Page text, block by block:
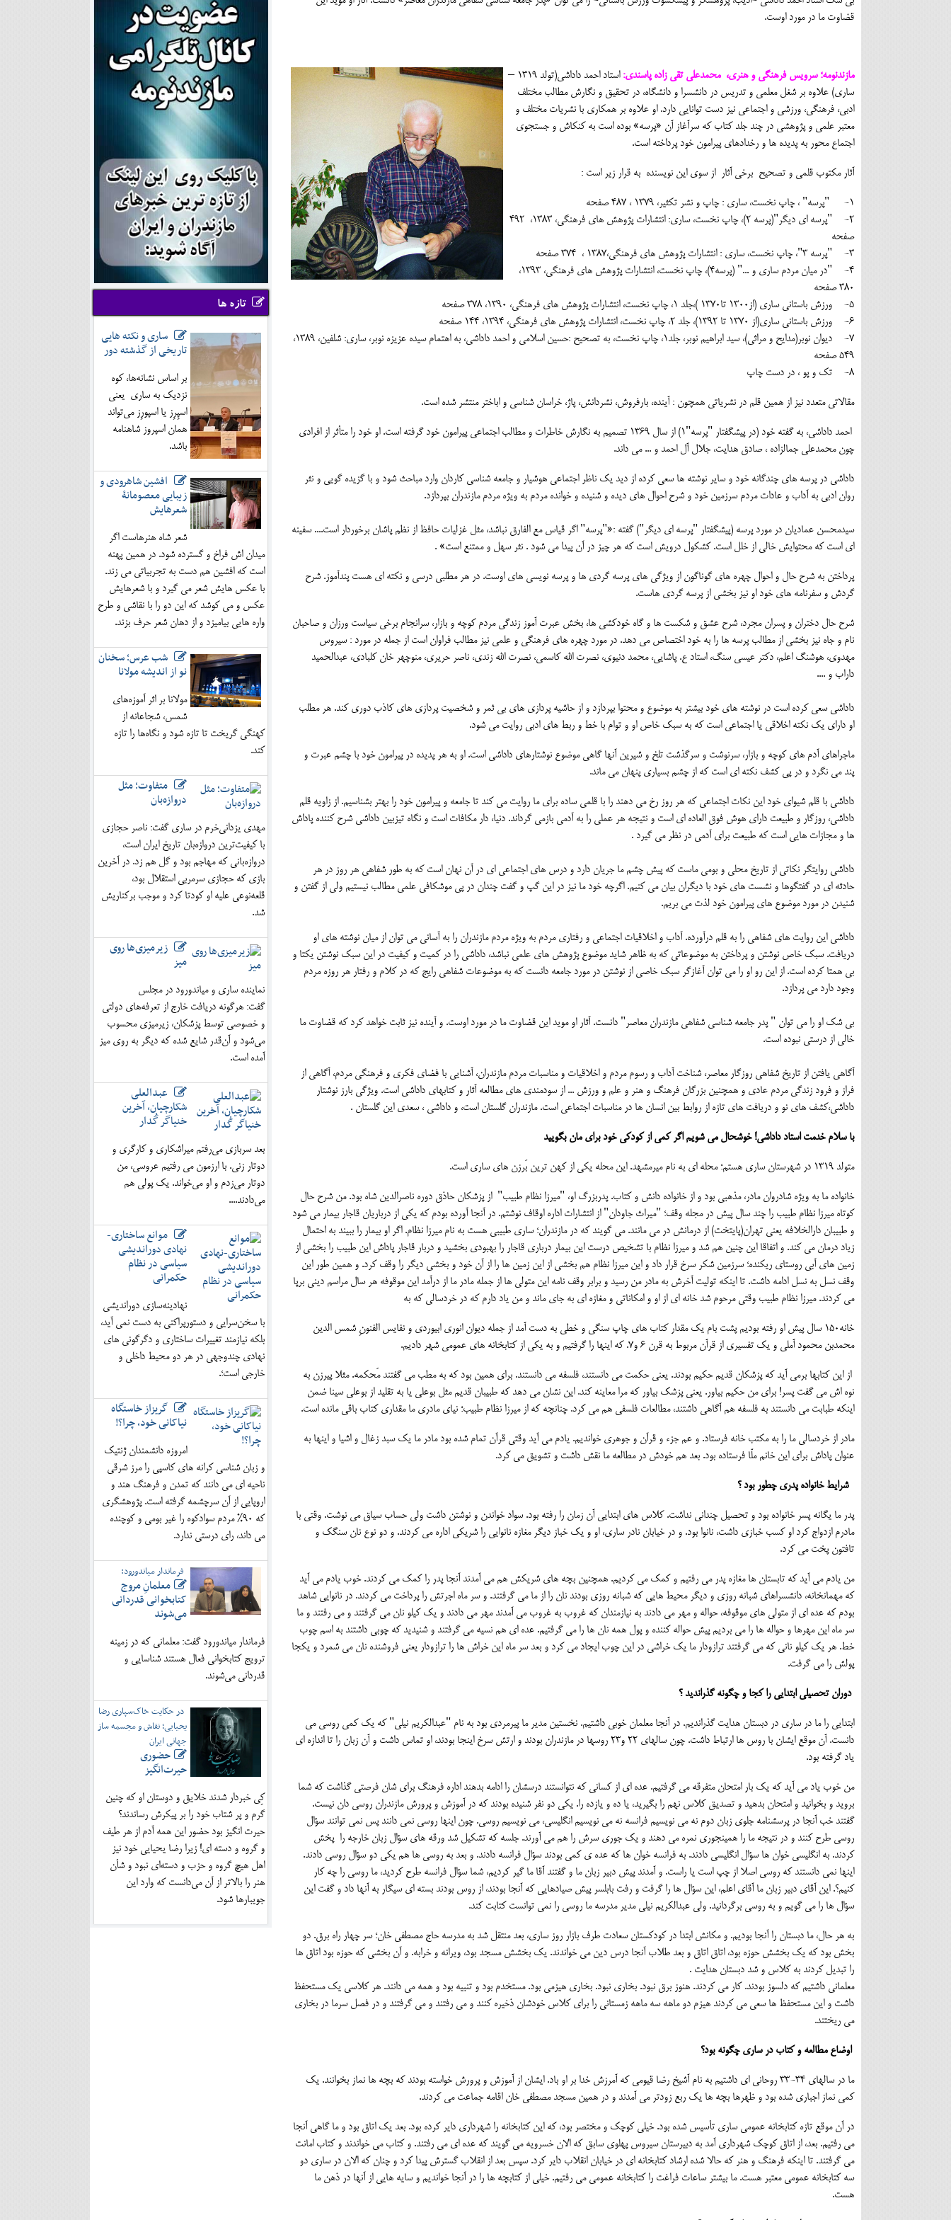
قضاوت ما در مورد اوست.
مازندنومه؛ سرویس فرهنگی و هنری، محمدعلی تقی زاده پاسندی:
استاد احمد داداشی(تولد 1319 –
ساری) علاوه بر شغل معلمی و تدریس در دانشسرا و دانشگاه، در تحقیق و نگارش مطالب مختلف
ادبی، فرهنگی، ورزشی و اجتماعی نیز دست توانایی دارد. او علاوه بر همکاری با نشریات مختلف و
معتبر علمی و پژوهشی در چند جلد کتاب که سرآغاز آن «پرسه» بوده است به کنکاش و جستجوی
اجتماع محور به پدیده ها و رخدادهای پیرامون خود پرداخته است.
آثار مکتوب قلمی و تصحیح برخی آثار از سوی این نویسنده به قرار زیر است :
1- "پرسه" ، چاپ نخست، ساری : چاپ و نشر تکثیر، 1379 ، 487 صفحه
2- "پرسه ای دیگر"(پرسه 2)، چاپ نخست، ساری: انتشارات پژوهش های فرهنگی، 1383، 492
صفحه
3- "پرسه 3"، چاپ نخست، ساری : انتشارات پژوهش های فرهنگی،1387 ، 374 صفحه
4- "در میان مردم ساری و ..." (پرسه4)، چاپ نخست، انتشارات پژوهش های فرهنگی، 1393،
380 صفحه
5- ورزش باستانی ساری (از1300 تا1370 )،جلد 1، چاپ نخست، انتشارات پژوهش های فرهنگی، 1390، 378 صفحه
6- ورزش باستانی ساری(از 1370 تا 1392)، جلد 2، چاپ نخست، انتشارات پژوهش های فرهنگی، 1394، 144 صفحه
7- دیوان نوبر(مدایح و مراثی)، سید ابراهیم نوبر، جلد1، چاپ نخست، به تصحیح :حسین اسلامی و احمد داداشی، به اهتمام سیده عزیزه نوبر، ساری: شلفین، 1389،
549 صفحه
8- تک و پو ، در دست چاپ
مقالاتی متعدد نیز از همین قلم در نشریاتی همچون : آینده، بارفروش، نشردانش، پاژ، خراسان شناسی و اباختر منتشر شده است.
احمد داداشی، به گفته خود (در پیشگفتار "پرسه"1) از سال 1369 تصمیم به نگارش خاطرات و مطالب اجتماعی پیرامون خود گرفته است. او خود را متأثر از افرادی
چون محمدعلی جمالزاده ، صادق هدایت، جلال آل احمد و ... می داند.
داداشی در پرسه های چندگانه خود و سایر نوشته ها سعی کرده از دید یک ناظر اجتماعی هوشیار و جامعه شناسی کاردان وارد مباحث شود و با گزیده گویی و نثر
روان ادبی به آداب و عادات مردم سرزمین خود و شرح احوال های دیده و شنیده و خوانده مردم به ویژه مردم مازندران بپردازد.
سیدمحسن عمادیان در مورد پرسه (پیشگفتار "پرسه ای دیگر") گفته :«"پرسه" اگر قیاس مع الفارق نباشد، مثل غزلیات حافظ از نظم پاشان برخوردار است.... سفینه
ای است که محتوایش خالی از خلل است. کشکول درویش است که هر چیز در آن پیدا می شود . نثر سهل و ممتنع است» .
پرداختن به شرح حال و احوال چهره های گوناگون از ویژگی های پرسه گردی ها و پرسه نویسی های اوست. در هر مطلبی درسی و نکته ای هست پندآموز. شرح
گردش و سفرنامه های خود او نیز بخشی از پرسه گردی هاست.
شرح حال دختران و پسران مجرد، شرح عشق و شکست ها و گاه خودکشی ها، بخش عبرت آموز زندگی مردم کوچه و بازار، سرانجام برخی سیاست ورزان و صاحبان
نام و جاه نیز بخشی از مطالب پرسه ها را به خود اختصاص می دهد. در مورد چهره های فرهنگی و علمی نیز مطالب فراوان است از جمله در مورد : سیروس
مهدوی، هوشنگ اعلم، دکتر عیسی سنگ، استاد ع. پاشایی، محمد دنیوی، نصرت الله کاسمی، نصرت الله زندی، ناصر حریری، منوچهر خان کلبادی، عبدالحمید
داراب و ....
داداشی سعی کرده است در نوشته های خود بیشتر به موضوع و محتوا بپردازد و از حاشیه پردازی های بی ثمر و شخصیت پردازی های کاذب دوری کند. هر مطلب
او دارای یک نکته اخلاقی یا اجتماعی است که به سبک خاص او و توام با خط و ربط های ادبی روایت می شود.
ماجراهای آدم های کوچه و بازار، سرنوشت و سرگذشت تلخ و شیرین آنها گاهی موضوع نوشتارهای داداشی است. او به هر پدیده در پیرامون خود با چشم عبرت و
پند می نگرد و در پی کشف نکته ای است که از چشم بسیاری پنهان می ماند.
داداشی با قلم شیوای خود این نکات اجتماعی که هر روز رخ می دهند را با قلمی ساده برای ما روایت می کند تا جامعه و پیرامون خود را بهتر بشناسیم. از زاویه قلم
داداشی، روزگار و طبیعت دارای هوش فوق العاده ای است و نتیجه هر عملی را به آدمی بازمی گرداند. دنیا، دار مکافات است و نگاه تیزبین داداشی شرح کننده پاداش
ها و مجازات هایی است که طبیعت برای آدمی در نظر می گیرد .
داداشی روایتگر نکاتی از تاریخ محلی و بومی ماست که پیش چشم ما جریان دارد و درس های اجتماعی ای در آن نهان است که به طور شفاهی هر روز در هر
حادثه ای در گفتگوها و نشست های خود با دیگران بیان می کنیم. اگرچه خود ما نیز در این گپ و گفت چندان در پی موشکافی علمی مطالب نیستیم ولی از گفتن و
شنیدن در مورد موضوع های پیرامون خود لذت می بریم.
داداشی این روایت های شفاهی را به قلم درآورده. آداب و اخلاقیات اجتماعی و رفتاری مردم به ویژه مردم مازندران را به آسانی می توان از میان نوشته های او
دریافت. سبک خاص نوشتن و پرداختن به موضوعاتی که به ظاهر شاید موضوع پژوهش های علمی نباشد، داداشی را در کمیت و کیفیت در این سبک نوشتن یکتا و
بی همتا کرده است. از این رو او را می توان آغازگر سبک خاصی از نوشتن در مورد جامعه دانست که به موضوعات شفاهی رایج که در کلام و رفتار هر روزه مردم
وجود دارد می پردازد.
بی شک او را می توان " پدر جامعه شناسی شفاهی مازندران معاصر" دانست. آثار او موید این قضاوت ما در مورد اوست. و آینده نیز ثابت خواهد کرد که قضاوت ما
خالی از درستی نبوده است.
آگاهی یافتن از تاریخ شفاهی روزگار معاصر، شناخت آداب و رسوم مردم و اخلاقیات و مناسبات مردم مازندران، آشنایی با فضای فکری و فرهنگی مردم، آگاهی از
فراز و فرود زندگی مردم عادی و همچنین بزرگان فرهنگ و هنر و علم و ورزش ... از سودمندی های مطالعه آثار و کتابهای داداشی است. ویژگی بارز نوشتار
داداشی،کشف های نو و دریافت های تازه از روابط بین انسان ها در مناسبات اجتماعی است. مازندران گلستان است، و داداشی ، سعدی این گلستان .
با سلام خدمت استاد داداشی! خوشحال می شویم اگر کمی از کودکی خود برای مان بگویید
متولد 1319 در شهرستان ساری هستم؛ محله ای به نام میرمشهد. این محله یکی از کهن ترین بَرزن های ساری است.
خانواده ما به ویژه شادروان مادر، مذهبی بود و از خانواده دانش و کتاب. پدربزرگ او، "میرزا نظام طبیب" از پزشکان حاذق دوره ناصرالدین شاه بود. من شرح حال
کوتاه میرزا نظام طبیب را چند سال پیش در مجله وقف؛ "میراث جاودان" از انتشارات اداره اوقاف نوشتم. در آنجا آورده بودم که یکی از درباریان قاجار بیمار می شود
و طبیبان دارالخلافه یعنی تهران(پایتخت) از درمانش در می مانند. می گویند که در مازندران؛ ساری طبیبی هست به نام میرزا نظام. اگر او بیمار را ببیند به احتمال
زیاد درمان می کند. و اتفاقا این چنین هم شد و میرزا نظام با تشخیص درست این بیمار درباری قاجار را بهبودی بخشید و دربار قاجار پاداش این طبیب را بخشی از
زمین های آبی روستای ریکنده؛ سرزمین شکر سرخ قرار داد و این میرزا نظام هم بخشی از این زمین ها را از آن خود و بخشی دیگر را وقف کرد. و همین طور این
وقف نسل به نسل ادامه داشت. تا اینکه تولیت آخرش به مادر من رسید و برابر وقف نامه این متولی ها از جمله مادر ما از درآمد این موقوفه هر سال مراسم دینی برپا
می کردند. میرزا نظام طبیب وقتی مرحوم شد خانه ای از او و امکاناتی و مغازه ای به جای ماند و من یاد دارم که در خردسالی که به
خانه150 سال پیش او رفته بودیم پشت بام یک مقدار کتاب های چاپ سنگی و خطی به دست آمد از جمله دیوان انوری ابیوردی و نفایس الفنونِ شمس الدین
محمدبن محمود آملی و یک تفسیری از قرآن مربوط به قرن 6 و7. که اینها را گرفتیم و به یکی از کتابخانه های عمومی شهر دادیم.
از این کتابها برمی آید که پزشکان قدیم حکیم بودند. یعنی حکمت می دانستند، فلسفه می دانستند. برای همین بود که به مطب می گفتند مَحکمه. مثلا پیرزن به
نوه اش می گفت پسر! برای من حکیم بیاور. یعنی پزشک بیاور که مرا معاینه کند. این نشان می دهد که طبیبان قدیم مثل بوعلی یا به تقلید از بوعلی سینا ضمن
اینکه طبابت می دانستند به فلسفه هم آگاهی داشتند، مطالعات فلسفی هم می کرد. چنانچه که از میرزا نظام طبیب؛ نیای مادری ما مقداری کتاب باقی مانده است.
مادر از خردسالی ما را به مکتب خانه فرستاد. و عم جزء و قرآن و جوهری خواندیم. یادم می آید وقتی قرآن تمام شده بود مادر ما یک سبد زغال و اشیا و اینها به
عنوان پاداش برای این خانم ملّا فرستاده بود. بعد هم خودش در مطالعه ما نقش داشت و تشویق می کرد.
شرایط خانواده پدری چطور بود ؟
پدر ما یگانه پسر خانواده بود و تحصیل چندانی نداشت. کلاس های ابتدایی آن زمان را رفته بود. سواد خواندن و نوشتن داشت ولی حساب سیاق می نوشت. وقتی با
مادرم ازدواج کرد او کسب خبازی داشت، نانوا بود. و در خیابان نادر ساری، او و یک خباز دیگر مغازه نانوایی را شریکی اداره می کردند. و دو نوع نان سنگک و
تافتون پخت می کرد.
من یادم می آید که تابستان ها مغازه پدر می رفتیم و کمک می کردیم. همچنین بچه های شریکش هم می آمدند آنجا پدر را کمک می کردند. خوب یادم می آید
که مهمانخانه، دانشسراهای شبانه روزی و دیگر محیط هایی که شبانه روزی بودند نان را از ما می گرفتند. و سر ماه اجرتش را پرداخت می کردند. در نانوایی شاهد
بودم که عده ای از متولی های موقوفه، حواله و مهر می دادند به نیازمندان که غروب به غروب می آمدند مهر می دادند و یک کیلو نان می گرفتند و می رفتند و ما
سر ماه این مهرها و حواله ها را می بردیم پیش حواله کننده و پول همه نان ها را می گرفتیم. عده ای هم نسیه می گرفتند و شنیدید که چوبی داشتند به اسم چوب
خط. هر یک کیلو نانی که می گرفتند ترازودار ما یک خراشی در این چوب ایجاد می کرد و بعد سر ماه این خراش ها را ترازودار یعنی فروشنده نان می شمرد و یکجا
پولش را می گرفت.
دوران تحصیلی ابتدایی را کجا و چگونه گذراندید ؟
ابتدایی را ما در ساری در دبستان هدایت گذراندیم. در آنجا معلمان خوبی داشتیم. نخستین مدیر ما پیرمردی بود به نام "عبدالکریم نیلی" که یک کمی روسی می
دانست. آن موقع ایشان با روس ها ارتباط داشت. چون سالهای 22 و23 روسها در مازندران بودند و ارتش سرخ اینجا بودند، او تماس داشت و آن زبان را تا اندازه ای
یاد گرفته بود.
من خوب یاد می آید که یک بار امتحان متفرقه می گرفتیم. عده ای از کسانی که نتوانستند درسشان را ادامه بدهند اداره فرهنگ برای شان فرصتی گذاشت که شما
بروید و بخوانید و امتحان بدهید و تصدیق کلاس نهم را بگیرید، یا ده و یازده را. یکی دو نفر شنیده بودند که در آموزش و پرورش مازندران روسی دان نیست.
گفتند خب آنجا در پرسشنامه جلوی زبان دوم نه می نویسیم فرانسه نه می نویسیم انگلیسی، می نویسیم روسی. چون اینها روسی نمی دانند پس نمی توانند سؤال
روسی طرح کنند و در نتیجه ما را همینجوری نمره می دهند و یک جوری سرش را هم می آورند. جلسه که تشکیل شد ورقه های سؤال زبان خارجه را پخش
کردند. به انگلیسی خوان ها سؤال انگلیسی دادند. به فرانسه خوان ها که عده ی کمی بودند سؤال فرانسه دادند. و بعد به روسی ها هم یکی دو سؤال روسی دادند.
اینها نمی دانستند که روسی اصلا از چپ است یا راست. و آمدند پیش دبیر زبان ما و گفتند آقا ما گیر کردیم، شما سؤال فرانسه طرح کردید، ما روسی را چه کار
کنیم؟. این آقای دبیر زبان ما آقای اعلم، این سؤال ها را گرفت و رفت بابلسر پیش صیادهایی که آنجا بودند، از روس بودند بسته ای سیگار به آنها داد و گفت این
سؤال ها را می گویم و به روسی برگردانید. ولی عبدالکریم نیلی مدیر مدرسه ما روسی را نمی توانست کتابت کند.
به هر حال، ما دبستان را آنجا بودیم. و مکانش ابتدا در کودکستان سعادت طرف بازار روز ساری، بعد منتقل شد به مدرسه حاج مصطفی خان؛ سر چهار راه برق. دو
بخش بود که یک بخشش حوزه بود، اتاق اتاق و بعد طلاب آنجا درس دین می خواندند. یک بخشش مسجد بود، ویرانه و خرابه. و آن بخشی که حوزه بود اتاق ها
را تبدیل کردند به کلاس و شد دبستان هدایت .
معلمانی داشتیم که دلسوز بودند. کار می کردند. هنوز برق نبود. بخاری نبود. بخاری هیزمی بود. مستخدم بود و تنبیه بود و همه می دانند. هر کلاسی یک مستحفظ
داشت و این مستحفظ ها سعی می کردند هیزم دو ماهه سه ماهه زمستانی را برای کلاس خودشان ذخیره کنند و می رفتند و می گرفتند و در فصل سرما در بخاری
می ریختند.
اوضاع مطالعه و کتاب در ساری چگونه بود؟
ما در سالهای 34-33 روحانی ای داشتیم به نام آشیخ رضا قیومی که آمرزش خدا بر او باد. ایشان از آموزش و پرورش خواسته بودند که بچه ها نماز بخوانند. یک
کمی نماز اجباری شده بود و ظهرها بچه ها یک ربع زودتر می آمدند و در همین مسجد مصطفی خان اقامه جماعت می کردند.
در آن موقع تازه کتابخانه عمومی ساری تأسیس شده بود. خیلی کوچک و مختصر بود، که این کتابخانه را شهرداری دایر کرده بود. بعد یک اتاق بود و ما گاهی آنجا
می رفتیم. بعد، از اتاق کوچک شهرداری آمد به دبیرستان سیروس پهلوی سابق که الان خسرویه می گویند که عده ای می رفتند. و کتاب می خواندند و کتاب امانت
می گرفتند. تا اینکه فرهنگ و هنر که حالا شده ارشاد کتابخانه ای در خیابان انقلاب دایر کرد. سپس بعد از انقلاب گسترش پیدا کرد و چنان که الان در ساری دو
سه کتابخانه عمومی معتبر هست. ما بیشتر ساعات فراغت را کتابخانه عمومی می رفتیم. خیلی از کتابچه ها را در آنجا خواندیم و سایه هایی از آنها در ذهن ما
هست.
تازه ها
ساری و نکته هایی
تاریخی از گذشته دور
بر اساس نشانه‌ها، کوه
نزدیک به ساری یعنی
اسپِرِز یا اسپورِز می‌تواند
همان اسپروز شاهنامه
باشد.
افشین شاهرودی و
زیبایی معصومانۀ
شعرهایش
شعر شاه هنرهاست اگر
میدان اش فراخ و گسترده شود. در همین پهنه
است که افشین هم دست به تجربیاتی می زند.
با عکس هایش شعر می گیرد و با شعرهایش
عکس و می کوشد که این دو را با نقاشی و طرح
واره هایی بیامیزد و از دهان شعر حرف بزند.
شب عرس؛ سخنان
نو از اندیشه مولانا
مولانا بر اثر آموزه‌های
شمس، شجاعانه از
کهنگی گریخت تا تازه شود و نگاه‌ها را تازه
کند.
متفاوت؛ مثل
دروازه‌بان
مهدی یزدانی‌خرم در ساری گفت: ناصر حجازی
با کیفیت‌ترین دروازه‌بان تاریخ ایران است،
دروازه‌بانی که مهاجم بود و گل هم زد. در آخرین
بازی که حجازی سرمربی استقلال بود،
قلعه‌نوعی علیه او کودتا کرد و موجب برکناریش
شد.
زیرمیزی‌ها روی
میز
نماینده ساری و میاندورود در مجلس
گفت: هرگونه دریافت خارج از تعرفه‌های دولتی
و خصوصی توسط پزشکان، زیرمیزی محسوب
می‌شود و آن‌قدر شایع شده که دیگر به روی میز
آمده است.
عبدالعلی
شکارچیان، آخرین
خنیاگر گُدار
بعد سربازی می‌رفتم میراشکاری و کارگری و
دوتار زنی. با ارزمون می رفتیم عروسی، من
دوتار می‌زدم و او می‌خواند. یک پولی هم
می‌دادند....
موانع ساختاری-
نهادی دوراندیشی
سیاسی در نظام
حکمرانی
نهادینه‌سازی دوراندیشی
با سخن‌سرایی و دستورپراکنی به دست نمی آید،
بلکه نیازمند تغییرات ساختاری و دگرگونی های
نهادی چندوجهی در هر دو محیط داخلی و
خارجی است؛.
گریزاز خاستگاه
نیاکانی خود، چرا؟!
امروزه دانشمندان ژنتیک
و زبان شناسی کرانه های کاسپی را مرز شرقی
ناحیه ای می دانند که تمدن و فرهنگ هند و
اروپایی از آن سرچشمه گرفته است. پژوهشگری
که 90% مردم سوادکوه را غیر بومی و کوچنده
می داند، رای درستی ندارد.
فرماندار میاندورود:
معلمانِ مروج
کتابخوانی قدردانی
می‌شوند
فرماندار میاندورود گفت: معلمانی که در زمینه
ترویج کتابخوانی فعال هستند شناسایی و
قدردانی می‌شوند.
در حکایت خاک‌سپاری رضا
یحیایی؛ نقاش و مجسمه ساز
جهانی ایران
حضوری
حیرت‌انگیز
کِی خبردار شدند خلایق و دوستان او که چنین
گرم و پر شتاب خود را بر پیکرش رساندند؟
حیرت انگیز بود حضور این همه آدم از هر طیف
و گروه و دسته ای! زیرا رضا یحیایی خود نیز
اهل هیچ گروه و حزب و دسته‌ای نبود و شأن
هنر را بالاتر از آن می‌دانست که وارد این
جویبارها شود.